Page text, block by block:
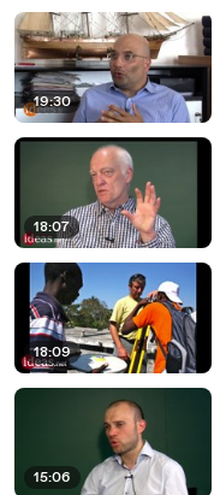
19:30
18:07
18:09
15:06